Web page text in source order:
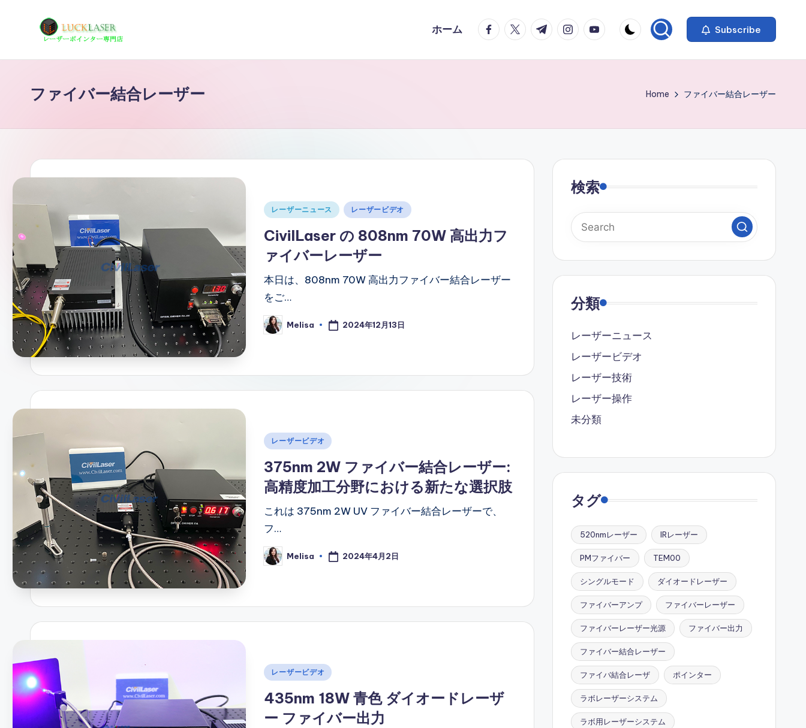
レ
ザ
ー
の
科
学
技
情
報
ザ
ン
タ
門
ホーム facebook.com
twitter.com
t.me instagram.com
youtube.com Subscribe
ファイバー結合レーザー Home ファイバー結合レーザー
Posted
レーザーニュース レーザービデオ
CivilLaser の 808nm 70W 高出力フ
ァイバーレーザー
本日は、808nm 70W 高出力ファイバー結合レーザー
をご…
Posted
by
Melisa 2024年12月13日
Posted
レーザービデオ
375nm 2W ファイバー結合レーザー:
高精度加工分野における新たな選択肢
これは 375nm 2W UV ファイバー結合レーザーで、
フ…
Posted
by
Melisa 2024年4月2日
Posted
レーザービデオ
435nm 18W 青色 ダイオードレーザ
ー ファイバー出力
検索
分類
レーザーニュース
レーザービデオ
レーザー技術
レーザー操作
未分類
タグ
520nmレーザー IRレーザー
PMファイバー TEM00
シングルモード ダイオードレーザー
ファイバーアンプ ファイバーレーザー
ファイバーレーザー光源 ファイバー出力
ファイバー結合レーザー
ファイバ結合レーザ ポインター
ラボレーザーシステム
ラボ用レーザーシステム